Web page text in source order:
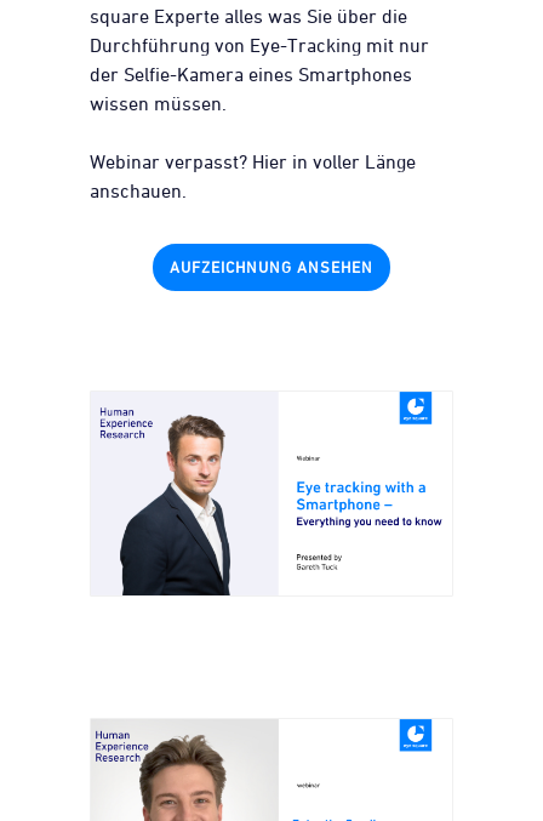
square Experte alles was Sie über die
Durchführung von Eye-Tracking mit nur
der Selfie-Kamera eines Smartphones
wissen müssen.
Webinar verpasst? Hier in voller Länge
anschauen.
AUFZEICHNUNG ANSEHEN